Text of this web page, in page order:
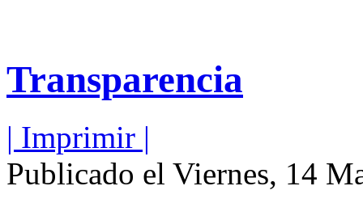
Transparencia
| Imprimir |
Publicado el Viernes, 14